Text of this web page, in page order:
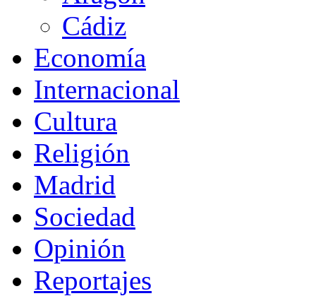
Cádiz
Economía
Internacional
Cultura
Religión
Madrid
Sociedad
Opinión
Reportajes